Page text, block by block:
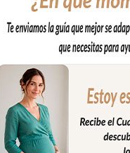
acuarela de trazo
el verano
del bebe
resistente
bebe. La tapa la
en dydados contamos
el que mejor se adapte